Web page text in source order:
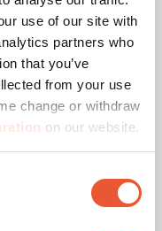
use of our site with
partners who
that you’ve
from your use
change or withdraw
on our website.